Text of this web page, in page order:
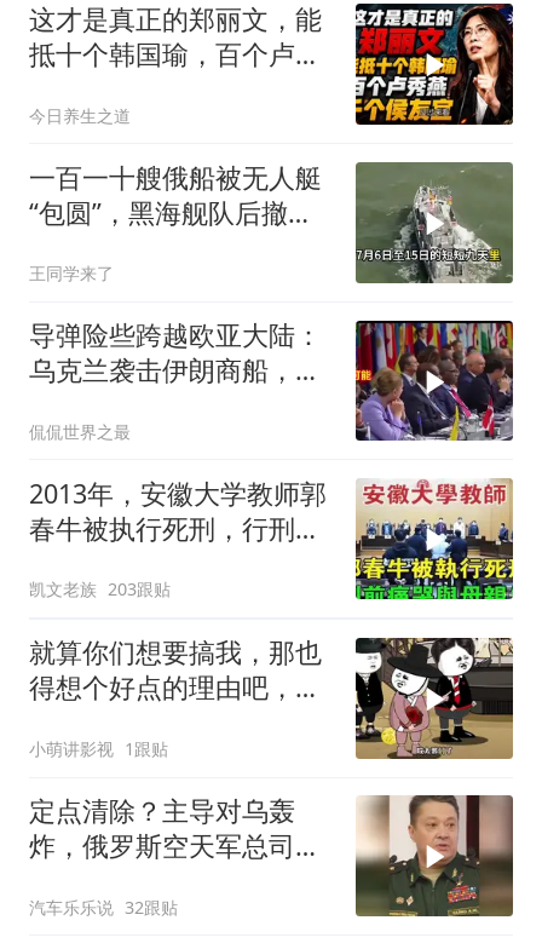
这才是真正的郑丽文，能
抵十个韩国瑜，百个卢秀
今日养生之道
一百一十艘俄船被无人艇
“包圆”，黑海舰队后撤数
王同学来了
导弹险些跨越欧亚大陆：
乌克兰袭击伊朗商船，差
雷”
侃侃世界之最
2013年，安徽大学教师郭
春牛被执行死刑，行刑前
凯文老族 203跟贴
就算你们想要搞我，那也
得想个好点的理由吧，这
小萌讲影视 1跟贴
定点清除？主导对乌轰
炸，俄罗斯空天军总司令
身亡！
汽车乐乐说 32跟贴